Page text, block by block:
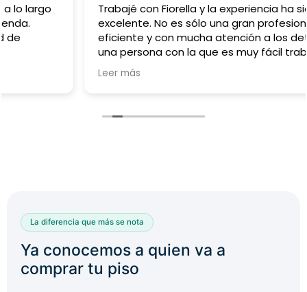
Trabajé con Fiorella y la experiencia ha sido
excelente. No es sólo una gran profesional,
eficiente y con mucha atención a los detalles, sino
una persona con la que es muy fácil trabajar y es
capaz de adaptarse a cualquier reto que va
surgiendo (en esas situaciones es donde se ve la
La diferencia que más se nota
Ya conocemos a quien va a
comprar tu piso